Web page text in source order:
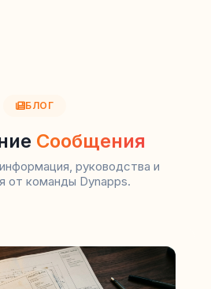
БЛОГ
Сообщения
руководства и
от команды Dynapps.